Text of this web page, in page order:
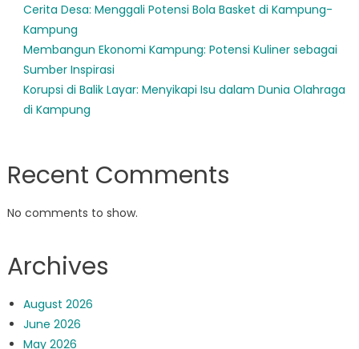
Cerita Desa: Menggali Potensi Bola Basket di Kampung-
Kampung
Membangun Ekonomi Kampung: Potensi Kuliner sebagai
Sumber Inspirasi
Korupsi di Balik Layar: Menyikapi Isu dalam Dunia Olahraga
di Kampung
Recent Comments
No comments to show.
Archives
August 2026
June 2026
May 2026